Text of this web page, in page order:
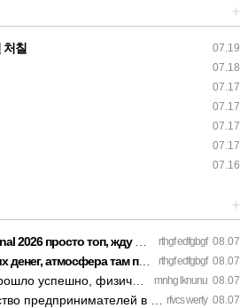
+
07.19
칠
07.18
07.17
07.17
07.17
07.17
07.16
+
rthgf edfgbgf 08.07
просто топ, жду финал! htt…
rthgf edfgbgf 08.07
атмосфера там просто непере…
mnhg lknunu 08.07
физической тяги больше н…
rfvcs werty 08.07
в Санкт-Петербурге…